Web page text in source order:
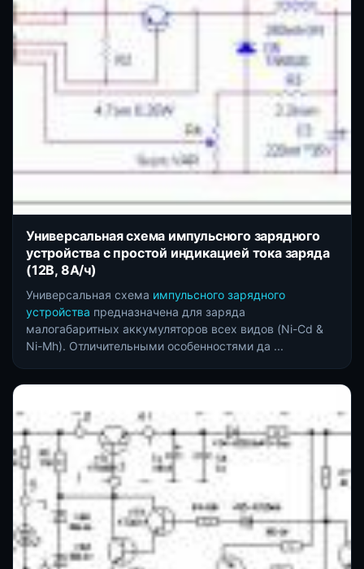
Универсальная схема импульсного зарядного
устройства с простой индикацией тока заряда
(12В, 8А/ч)
Универсальная схема импульсного зарядного
устройства предназначена для заряда
малогабаритных аккумуляторов всех видов (Ni-Cd &
Ni-Mh). Отличительными особенностями да ...